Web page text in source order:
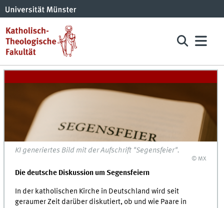
KI generiertes Bild mit der Aufschrift "Segensfeier".
© MX
Die deutsche Diskussion um Segensfeiern
In der katholischen Kirche in Deutschland wird seit
geraumer Zeit darüber diskutiert, ob und wie Paare in